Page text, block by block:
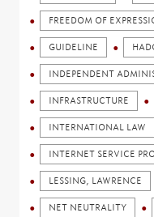
FREEDOM OF
GUIDELINE
INDEPENDENT
INFRASTRUCTURE
INTERNATIONAL LAW
INTERNET SERVICE
LESSING, LAWRENCE
NET NEUTRALITY